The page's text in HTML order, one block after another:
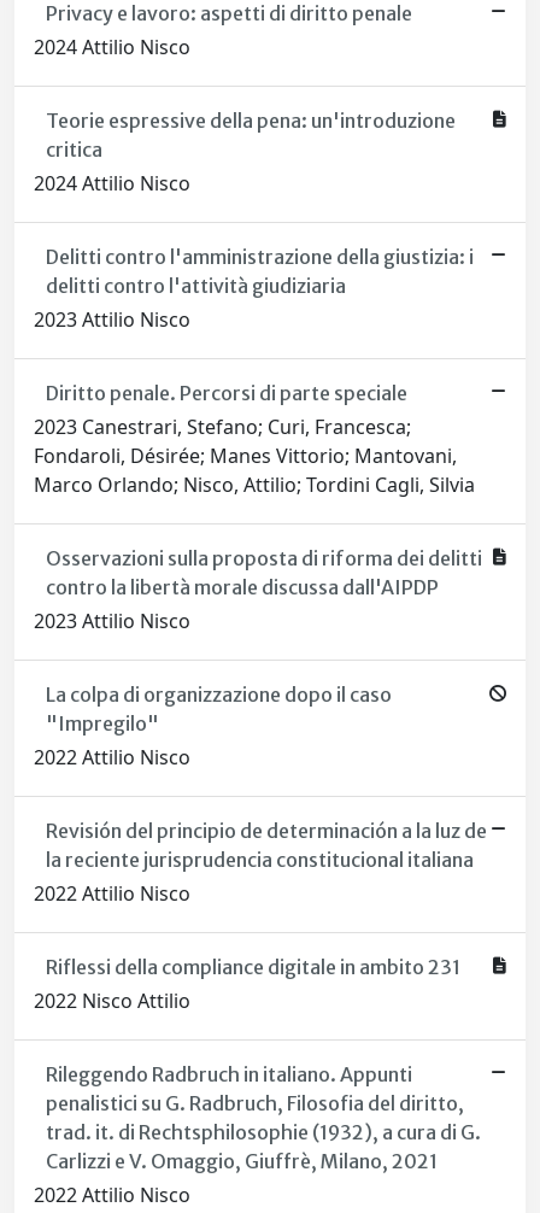
Privacy e lavoro: aspetti di diritto penale
2024 Attilio Nisco
Teorie espressive della pena: un'introduzione
critica
2024 Attilio Nisco
Delitti contro l'amministrazione della giustizia: i
delitti contro l'attività giudiziaria
2023 Attilio Nisco
Diritto penale. Percorsi di parte speciale
2023 Canestrari, Stefano; Curi, Francesca;
Fondaroli, Désirée; Manes Vittorio; Mantovani,
Marco Orlando; Nisco, Attilio; Tordini Cagli, Silvia
Osservazioni sulla proposta di riforma dei delitti
contro la libertà morale discussa dall'AIPDP
2023 Attilio Nisco
La colpa di organizzazione dopo il caso
"Impregilo"
2022 Attilio Nisco
Revisión del principio de determinación a la luz de
la reciente jurisprudencia constitucional italiana
2022 Attilio Nisco
Riflessi della compliance digitale in ambito 231
2022 Nisco Attilio
Rileggendo Radbruch in italiano. Appunti
penalistici su G. Radbruch, Filosofia del diritto,
trad. it. di Rechtsphilosophie (1932), a cura di G.
Carlizzi e V. Omaggio, Giuffrè, Milano, 2021
2022 Attilio Nisco